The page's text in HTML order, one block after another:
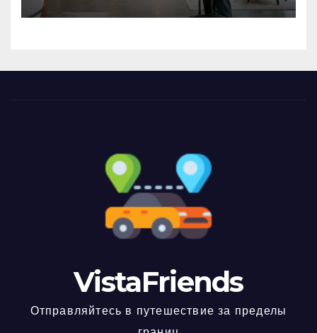
VistaFriends
Отправляйтесь в путешествие за пределы